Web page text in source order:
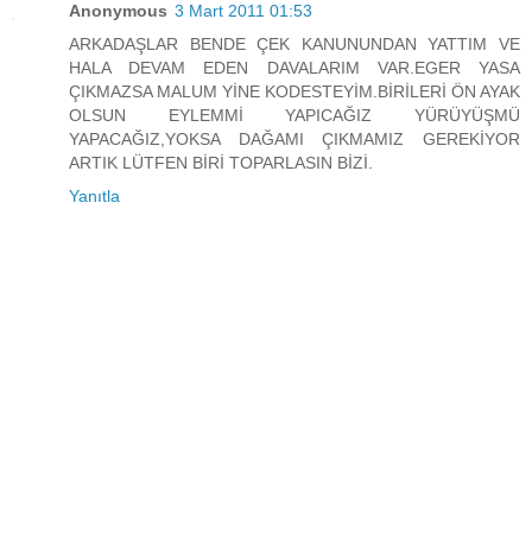
Anonymous 3 Mart 2011 01:53
ARKADAŞLAR BENDE ÇEK KANUNUNDAN YATTIM VE
HALA DEVAM EDEN DAVALARIM VAR.EGER YASA
ÇIKMAZSA MALUM YİNE KODESTEYİM.BİRİLERİ ÖN AYAK
OLSUN EYLEMMİ YAPICAĞIZ YÜRÜYÜŞMÜ
YAPACAĞIZ,YOKSA DAĞAMI ÇIKMAMIZ GEREKİYOR
ARTIK LÜTFEN BİRİ TOPARLASIN BİZİ.
Yanıtla